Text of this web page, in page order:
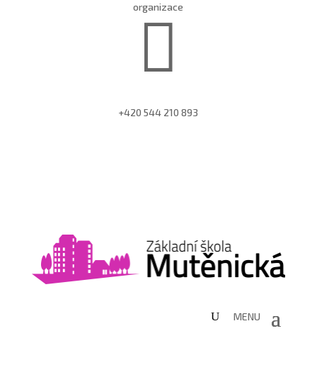
organizace

+420 544 210 893